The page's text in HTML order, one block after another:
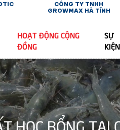
CÔNG TY TNHH
GROWMAX HÀ TĨNH
HOẠT ĐỘNG CỘNG
ĐỒNG
SỰ
KIỆN
HỌC BỔNG TẠI